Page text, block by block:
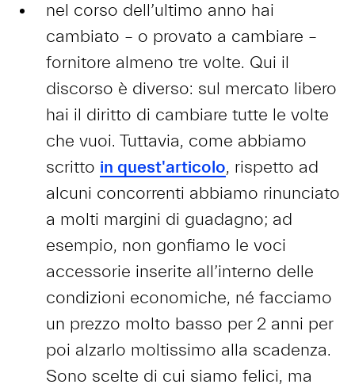
nel corso dell’ultimo anno hai
cambiato – o provato a cambiare –
fornitore almeno tre volte. Qui il
discorso è diverso: sul mercato libero
hai il diritto di cambiare tutte le volte
che vuoi. Tuttavia, come abbiamo
scritto in quest'articolo, rispetto ad
alcuni concorrenti abbiamo rinunciato
a molti margini di guadagno; ad
esempio, non gonfiamo le voci
accessorie inserite all’interno delle
condizioni economiche, né facciamo
un prezzo molto basso per 2 anni per
poi alzarlo moltissimo alla scadenza.
Sono scelte di cui siamo felici, ma